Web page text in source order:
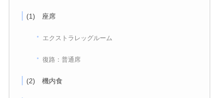
(1) 座席
エクストラレッグルーム
復路：普通席
(2) 機内食